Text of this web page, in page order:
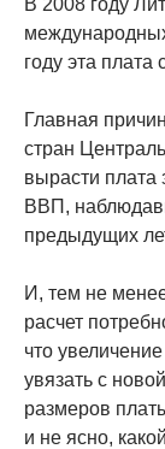
году эта плата
Главная
стран
вырасти плата
ВВП,
предыдущих
И, тем не
расчет
что
увязать с
размеров
и не ясно,